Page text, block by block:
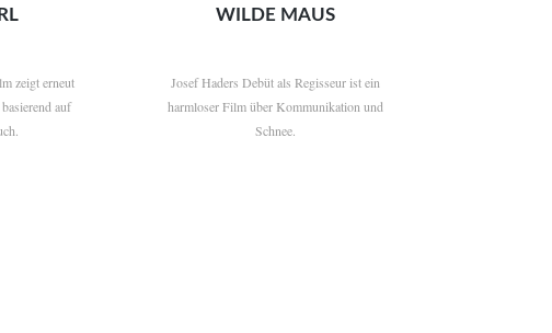
zeigt erneut
auf
WILDE MAUS
Josef Haders Debüt als Regisseur ist ein
harmloser Film über Kommunikation und
Schnee.